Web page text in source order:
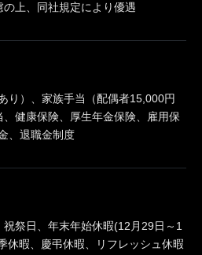
上、同社規定により優遇
り）、家族手当（配偶者15,000円
健康保険、厚生年金保険、雇用保
、退職金制度
祭日、年末年始休暇(12月29日～1
休暇、慶弔休暇、リフレッシュ休暇